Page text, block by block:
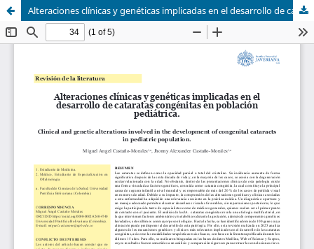
Alteraciones clínicas y genéticas implicadas en el desarrollo de cataratas congénitas en población pediátrica.